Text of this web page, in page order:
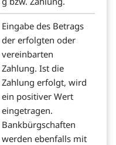
Eingabe des Betrags
der erfolgten oder
vereinbarten
Zahlung. Ist die
Zahlung erfolgt, wird
ein positiver Wert
eingetragen.
Bankbürgschaften
werden ebenfalls mit